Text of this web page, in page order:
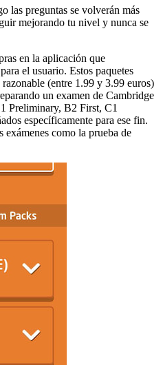
las preguntas se volverán más
mejorando tu nivel y nunca se
en la aplicación que
el usuario. Estos paquetes
(entre 1.99 y 3.99 euros)
un examen de Cambridge
Preliminary, B2 First, C1
específicamente para ese fin.
exámenes como la prueba de